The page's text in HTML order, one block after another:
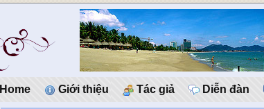
Home Giới thiệu Tác giả Diễn đàn